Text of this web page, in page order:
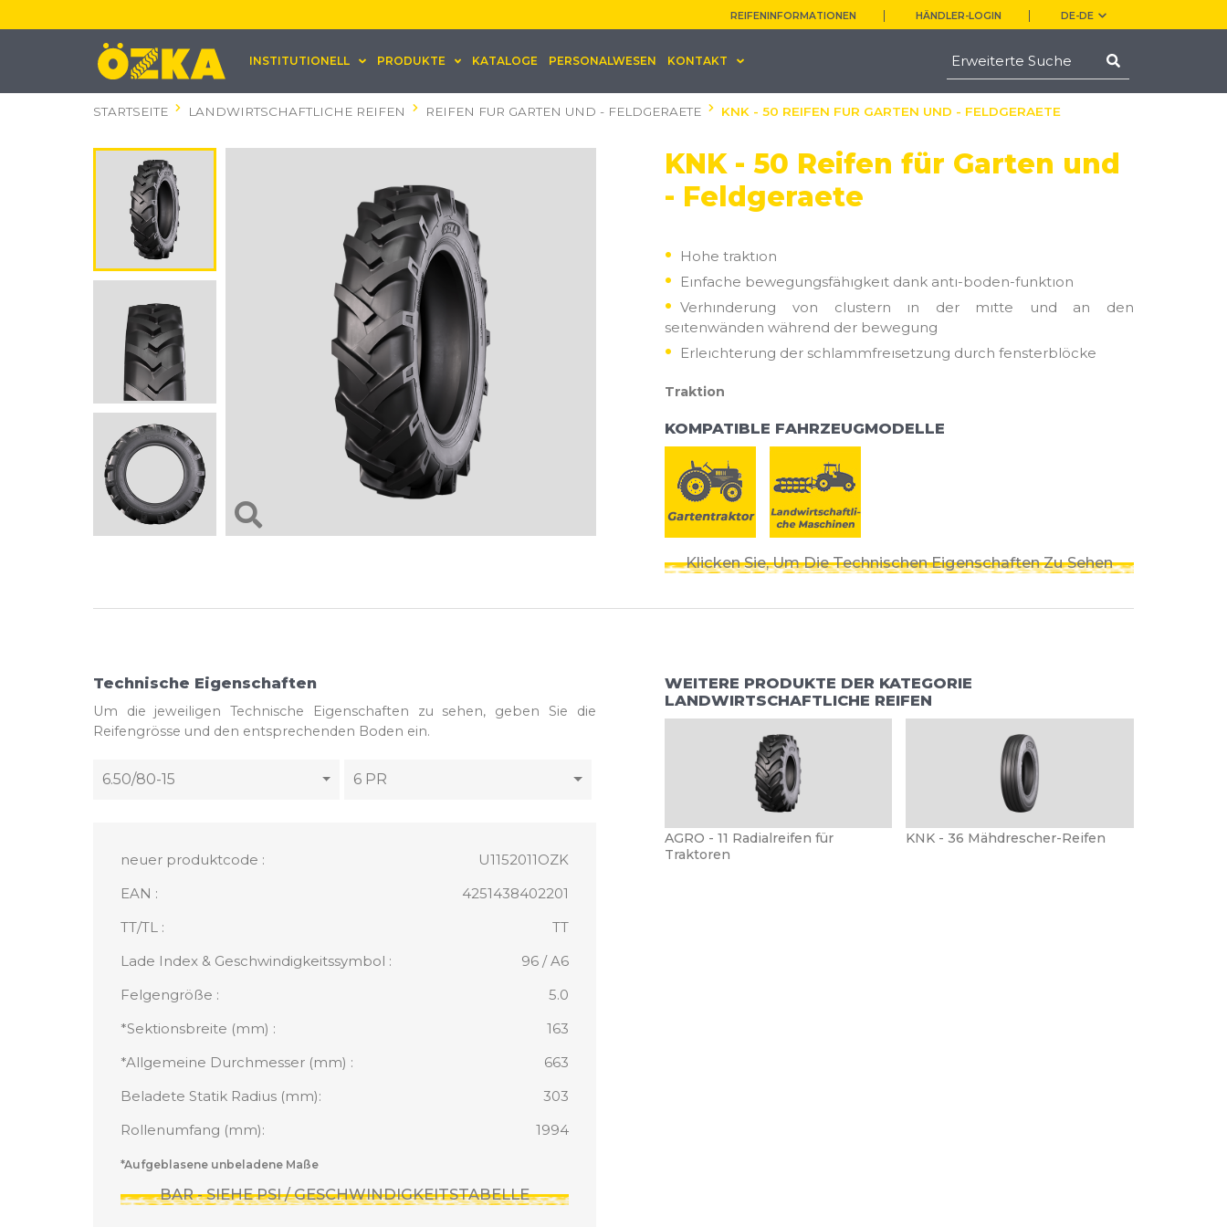
REIFENINFORMATIONEN HÄNDLER-LOGIN DE-DE
INSTITUTIONELL PRODUKTE KATALOGE PERSONALWESEN KONTAKT
STARTSEITE LANDWIRTSCHAFTLICHE REIFEN REIFEN FUR GARTEN UND - FELDGERAETE KNK - 50 REIFEN FUR GARTEN UND - FELDGERAETE
KNK - 50 Reifen für Garten und
- Feldgeraete
Hohe traktıon
Eınfache bewegungsfähıgkeıt dank antı-boden-funktıon
Verhınderung von clustern ın der mıtte und an den
seıtenwänden während der bewegung
Erleıchterung der schlammfreısetzung durch fensterblöcke
Traktion
KOMPATIBLE FAHRZEUGMODELLE
Klicken Sie, Um Die Technischen Eigenschaften Zu Sehen
Technische Eigenschaften
Um die jeweiligen Technische Eigenschaften zu sehen, geben Sie die
Reifengrösse und den entsprechenden Boden ein.
6.50/80-15 6 PR
neuer produktcode :
U1152011OZK
EAN :
4251438402201
TT/TL :
TT
Lade Index & Geschwindigkeitssymbol :
96 / A6
Felgengröße :
5.0
*Sektionsbreite (mm) :
163
*Allgemeine Durchmesser (mm) :
663
Beladete Statik Radius (mm):
303
Rollenumfang (mm):
1994
*Aufgeblasene unbeladene Maße
BAR - SIEHE PSI / GESCHWINDIGKEITSTABELLE
WEITERE PRODUKTE DER KATEGORIE
LANDWIRTSCHAFTLICHE REIFEN
AGRO - 11 Radialreifen für
Traktoren
KNK - 36 Mähdrescher-Reifen